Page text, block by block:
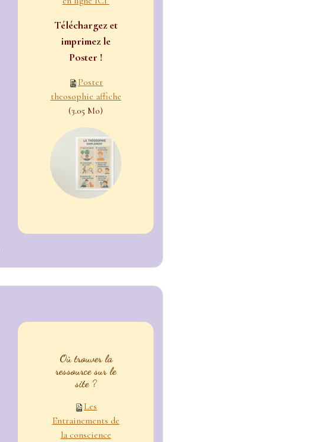
Téléchargez et
imprimez le
Poster !
Poster
theosophie affiche
(3.05 Mo)
Où trouver la
ressource sur le
site ?
Les
Entrainements de
la conscience